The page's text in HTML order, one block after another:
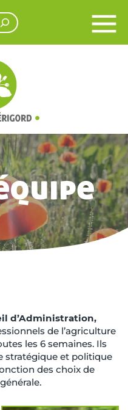
Rechercher
d’Administration,
de l’agriculture
les 6 semaines. Ils
stratégique et politique
des choix de